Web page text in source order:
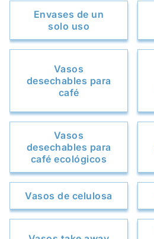
Envases de un
solo uso
Vasos
desechables para
café
Vasos
desechables para
café ecológicos
Vasos de celulosa